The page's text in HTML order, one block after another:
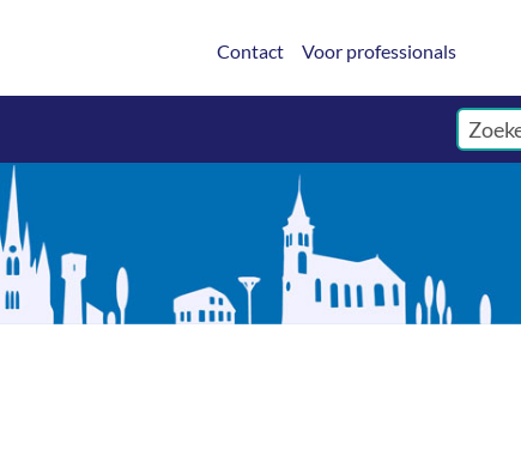
Contact Voor professionals